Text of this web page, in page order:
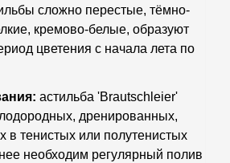
сложно перестые, тёмно-
кремово-белые, образуют
цветения с начала лета по
астильба 'Brautschleier'
дренированных,
в тенистых или полутенистых
необходим регулярный полив